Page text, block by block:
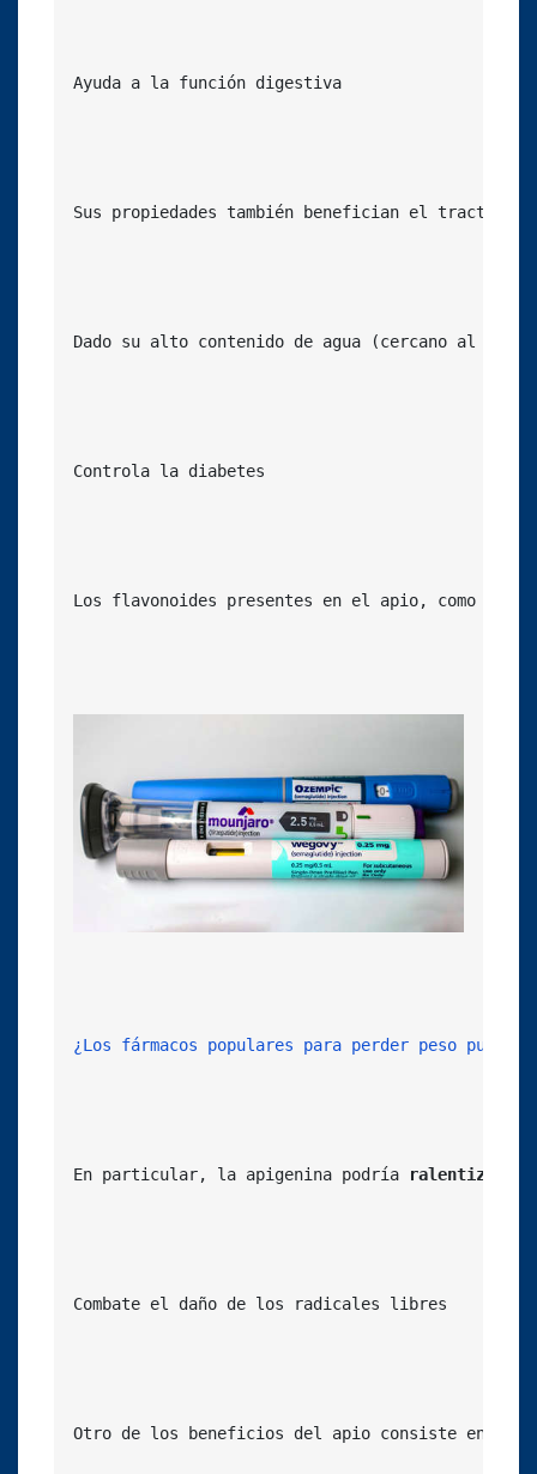
Ayuda a la función digestiva
Sus propiedades también benefician el tracto
Dado su alto contenido de agua (cercano al
Controla la diabetes
Los flavonoides presentes en el apio, como
¿Los fármacos populares para perder peso
En particular, la apigenina podría ralentizar la
Combate el daño de los radicales libres
Otro de los beneficios del apio consiste en